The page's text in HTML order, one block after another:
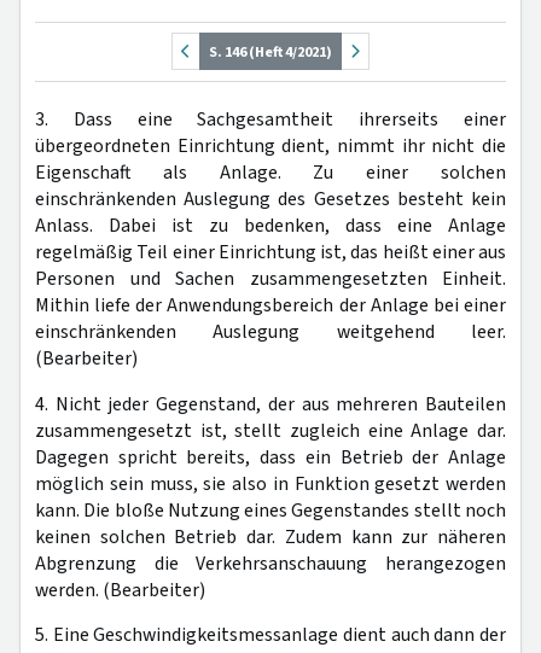
S. 146 (Heft 4/2021)
3. Dass eine Sachgesamtheit ihrerseits einer
übergeordneten Einrichtung dient, nimmt ihr nicht die
Eigenschaft als Anlage. Zu einer solchen
einschränkenden Auslegung des Gesetzes besteht kein
Anlass. Dabei ist zu bedenken, dass eine Anlage
regelmäßig Teil einer Einrichtung ist, das heißt einer aus
Personen und Sachen zusammengesetzten Einheit.
Mithin liefe der Anwendungsbereich der Anlage bei einer
einschränkenden Auslegung weitgehend leer.
(Bearbeiter)
4. Nicht jeder Gegenstand, der aus mehreren Bauteilen
zusammengesetzt ist, stellt zugleich eine Anlage dar.
Dagegen spricht bereits, dass ein Betrieb der Anlage
möglich sein muss, sie also in Funktion gesetzt werden
kann. Die bloße Nutzung eines Gegenstandes stellt noch
keinen solchen Betrieb dar. Zudem kann zur näheren
Abgrenzung die Verkehrsanschauung herangezogen
werden. (Bearbeiter)
5. Eine Geschwindigkeitsmessanlage dient auch dann der